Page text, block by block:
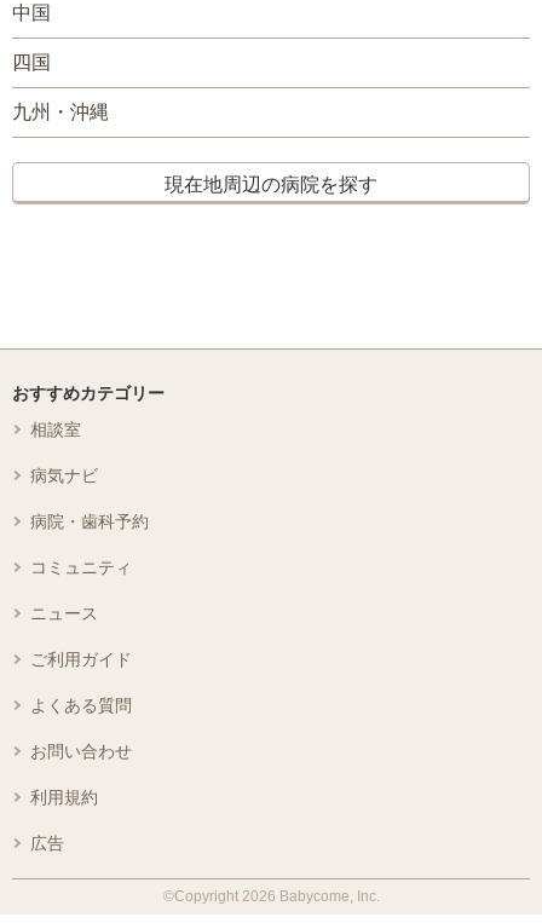
中国
四国
九州・沖縄
現在地周辺の病院を探す
おすすめカテゴリー
相談室
病気ナビ
病院・歯科予約
コミュニティ
ニュース
ご利用ガイド
よくある質問
お問い合わせ
利用規約
広告
©Copyright 2026 Babycome, Inc.